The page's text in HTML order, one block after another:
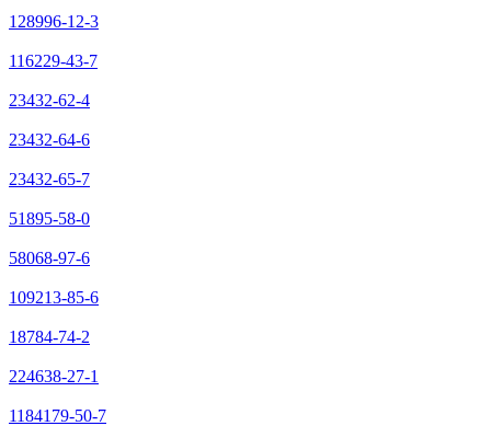
128996-12-3
116229-43-7
23432-62-4
23432-64-6
23432-65-7
51895-58-0
58068-97-6
109213-85-6
18784-74-2
224638-27-1
1184179-50-7